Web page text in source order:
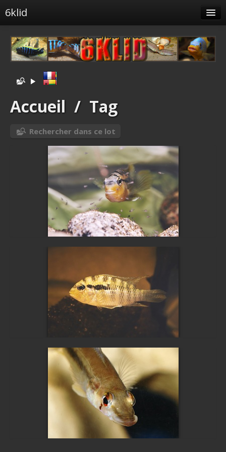
6klid
Tags liés
Spéciales
Albums liés
Identification
Accueil / Tag
Rechercher dans ce lot